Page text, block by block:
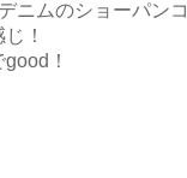
ニムのショーパン
！
！